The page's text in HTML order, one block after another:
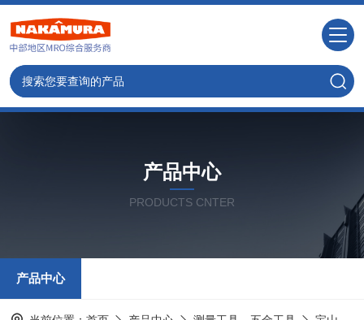
产品中心
PRODUCTS CNTER
产品中心